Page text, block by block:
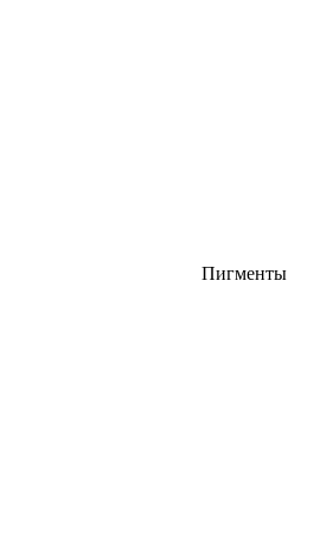
Пигменты